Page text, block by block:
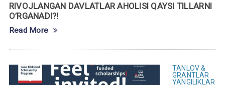
RIVOJLANGAN DAVLATLAR AHOLISI QAYSI TILLARNI
O’RGANADI?!
Read More
TANLOV &
GRANTLAR
YANGILIKLAR